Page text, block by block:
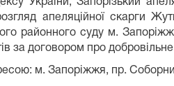
апеляційної скарги
районного суду м.
за договором про
м. Запоріжжя, пр.